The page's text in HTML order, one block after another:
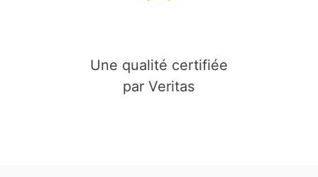
Une qualité certifiée
par Veritas